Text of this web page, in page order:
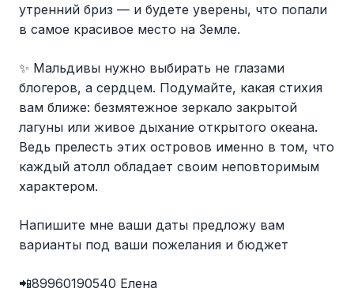
утренний бриз — и будете уверены, что попали
в самое красивое место на Земле.
✨ Мальдивы нужно выбирать не глазами
блогеров, а сердцем. Подумайте, какая стихия
вам ближе: безмятежное зеркало закрытой
лагуны или живое дыхание открытого океана.
Ведь прелесть этих островов именно в том, что
каждый атолл обладает своим неповторимым
характером.
Напишите мне ваши даты предложу вам
варианты под ваши пожелания и бюджет
📲89960190540 Елена